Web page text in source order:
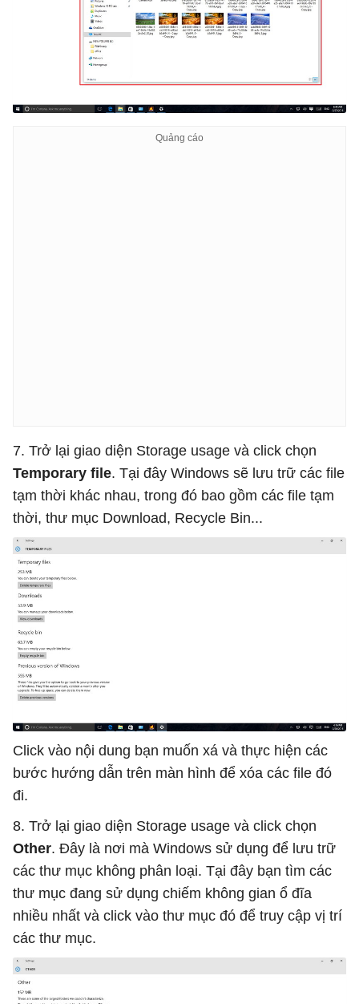
7. Trở lại giao diện Storage usage và click chọn
Temporary file. Tại đây Windows sẽ lưu trữ các file
tạm thời khác nhau, trong đó bao gồm các file tạm
thời, thư mục Download, Recycle Bin...
Click vào nội dung bạn muốn xá và thực hiện các
bước hướng dẫn trên màn hình để xóa các file đó
đi.
8. Trở lại giao diện Storage usage và click chọn
Other. Đây là nơi mà Windows sử dụng để lưu trữ
các thư mục không phân loại. Tại đây bạn tìm các
thư mục đang sử dụng chiếm không gian ổ đĩa
nhiều nhất và click vào thư mục đó để truy cập vị trí
các thư mục.